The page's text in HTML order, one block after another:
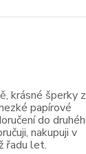
krásné šperky
papírové
do
nakupuji v
řadu let.